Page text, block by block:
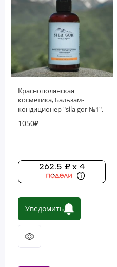
Уход за губами
Уход за полостью рта
Уход за телом
Краснополянская
косметика, Бальзам-
кондиционер "sila gor №1",
1050₽
262.5 ₽ x 4
Уведомить